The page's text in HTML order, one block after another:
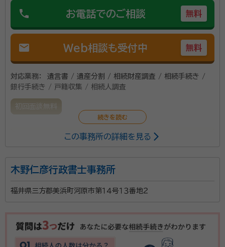
phone お電話でのご相談 無料
mail Web相談も受付中 無料
対応業務：
遺言書 / 遺産分割 / 相続財産調査 / 相続手続き /
銀行手続き / 戸籍収集 / 相続人調査
初回面談無料
堅苦しくない相続相談が可能です。また、残ってしまっ
望に合わせ、販売、解体、民泊利用のご相談も承ってい
この事務所の詳細を見る
木野仁彦行政書士事務所
福井県三方郡美浜町河原市第１４号１３番地２